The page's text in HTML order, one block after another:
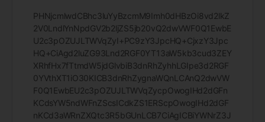
PHNjcmlwdCBhc3luYyBzcmM9Imh0dHBzOi8vd2lkZ
2V0LndlYnNpdGV2b2ljZS5jb20vQ2dwVWF0Q1EwbE
U2c3pOZUJLTWVqZyI+PC9zY3JpcHQ+CjxzY3Jpc
HQ+CiAgd2luZG93Lnd2RGF0YT13aW5kb3cud3ZEY
XRhfHx7fTtmdW5jdGlvbiB3dnRhZyhhLGIpe3d2RGF
0YVthXT1iO30KICB3dnRhZygnaWQnLCAnQ2dwVW
F0Q1EwbEU2c3pOZUJLTWVqZycpOwogIHd2dGFn
KCdsYW5ndWFnZScsICdkZS1ERScpOwogIHd2dGF
nKCd3aWRnZXQtc3R5bGUnLCB7CiAgICBiYWNrZ3J